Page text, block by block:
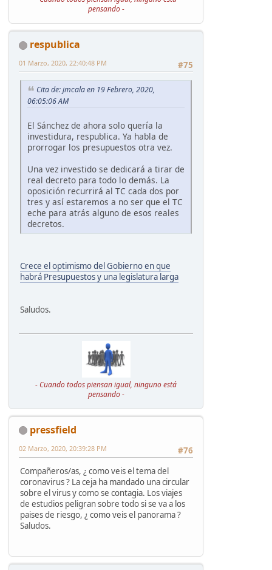
pensando -
respublica
#75
01 Marzo, 2020, 22:40:48 PM
Cita de: jmcala en 19 Febrero, 2020,
06:05:06 AM
El Sánchez de ahora solo quería la
investidura, respublica. Ya habla de
prorrogar los presupuestos otra vez.
Una vez investido se dedicará a tirar de
real decreto para todo lo demás. La
oposición recurrirá al TC cada dos por
tres y así estaremos a no ser que el TC
eche para atrás alguno de esos reales
decretos.
Crece el optimismo del Gobierno en que
habrá Presupuestos y una legislatura larga
Saludos.
- Cuando todos piensan igual, ninguno está
pensando -
pressfield
#76
02 Marzo, 2020, 20:39:28 PM
Compañeros/as, ¿ como veis el tema del
coronavirus ? La ceja ha mandado una circular
sobre el virus y como se contagia. Los viajes
de estudios peligran sobre todo si se va a los
paises de riesgo, ¿ como veis el panorama ?
Saludos.